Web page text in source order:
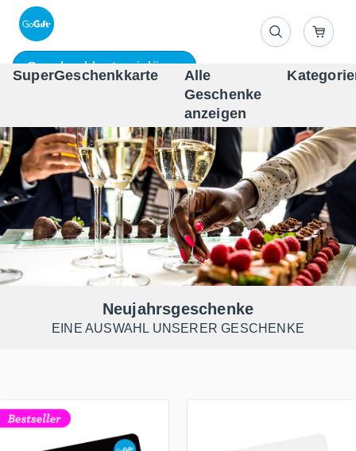
Geschenkkarte einlösen
SuperGeschenkkarte
Alle
Geschenke
anzeigen
Neujahrsgeschenke
EINE AUSWAHL UNSERER GESCHENKE